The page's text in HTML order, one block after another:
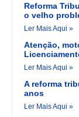
Reforma
o velho
Ler Mais Aqui »
Atenção,
Ler Mais Aqui »
A reforma
anos
Ler Mais Aqui »